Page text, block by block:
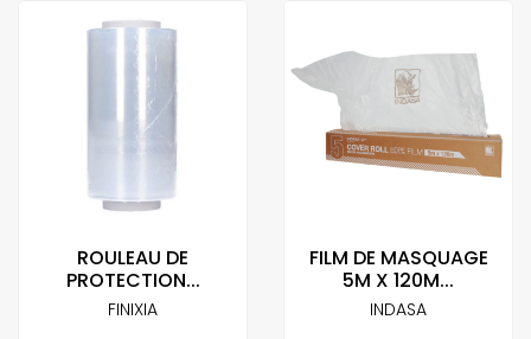
ROULEAU DE
PROTECTION...
FINIXIA
FILM DE MASQUAGE
5M X 120M...
INDASA